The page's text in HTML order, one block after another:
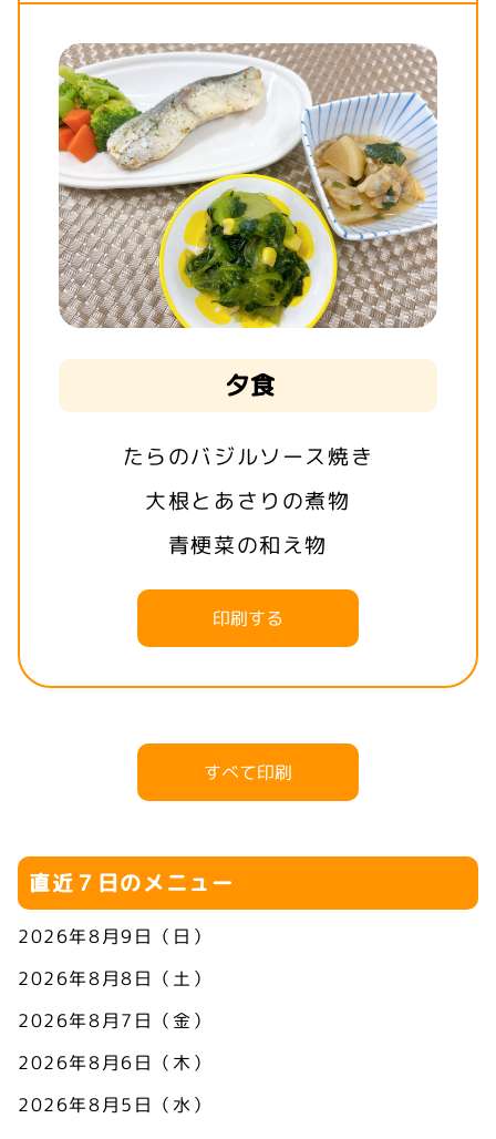
夕食
たらのバジルソース焼き
大根とあさりの煮物
青梗菜の和え物
印刷する
すべて印刷
直近７日のメニュー
2026年8月9日（日）
2026年8月8日（土）
2026年8月7日（金）
2026年8月6日（木）
2026年8月5日（水）